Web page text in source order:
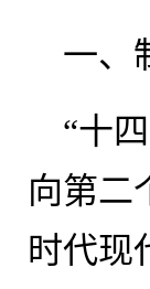
一、
“十
向第二
时代现